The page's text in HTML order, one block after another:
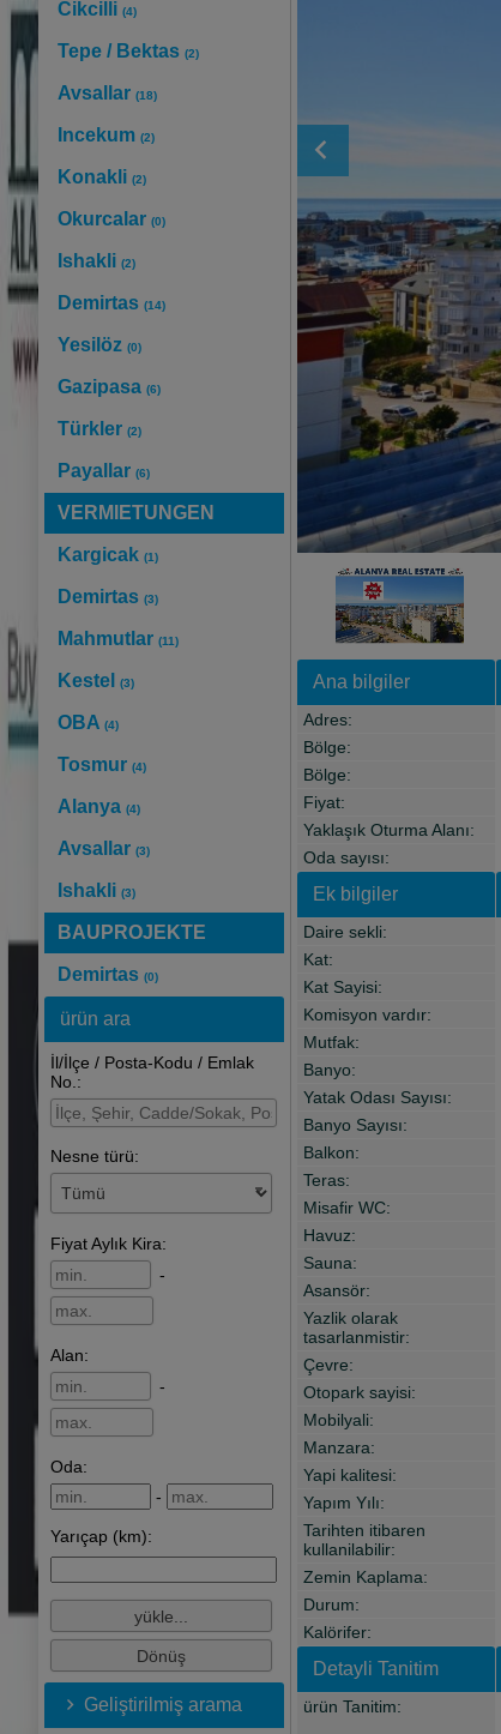
Cikcilli (4)
Tepe / Bektas (2)
Avsallar (18)
Incekum (2)
Konakli (2)
Okurcalar (0)
Ishakli (2)
Demirtas (14)
Yesilöz (0)
Gazipasa (6)
Türkler (2)
Payallar (6)
VERMIETUNGEN
Kargicak (1)
Demirtas (3)
Mahmutlar (11)
Kestel (3)
OBA (4)
Tosmur (4)
Alanya (4)
Avsallar (3)
Ishakli (3)
BAUPROJEKTE
Demirtas (0)
ürün ara
İl/İlçe / Posta-Kodu / Emlak
No.:
Nesne türü:
FiyatAylık Kira:
-
Alan:
-
Oda:
-
Yarıçap (km):
Geliştirilmiş arama
Ana bilgiler
Adres:
Bölge:
Bölge:
Fiyat:
Yaklaşık Oturma Alanı:
Oda sayısı:
Ek bilgiler
Daire sekli:
Kat:
Kat Sayisi:
Komisyon vardır:
Mutfak:
Banyo:
Yatak Odası Sayısı:
Banyo Sayısı:
Balkon:
Teras:
Misafir WC:
Havuz:
Sauna:
Asansör:
Yazlik olarak
tasarlanmistir:
Çevre:
Otopark sayisi:
Mobilyali:
Manzara:
Yapi kalitesi:
Yapım Yılı:
Tarihten itibaren
kullanilabilir:
Zemin Kaplama:
Durum:
Kalörifer:
Detayli Tanitim
ürün Tanitim: